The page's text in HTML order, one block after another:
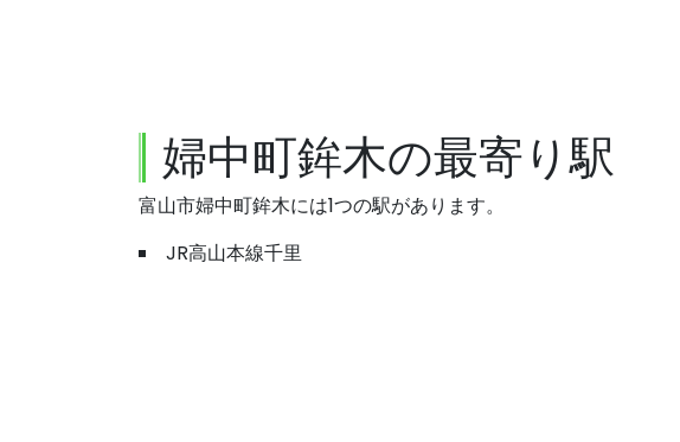
婦中町鉾木の最寄り駅
富山市婦中町鉾木には1つの駅があります。
JR高山本線千里